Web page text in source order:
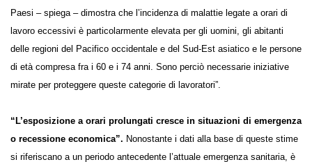
progetto figura anche il direttore del Dimeila, Sergio Iavicoli, che
ricopre il ruolo di segretario generale della Commissione
internazionale sulla salute occupazionale. “L’analisi che abbiamo
condotto sui dati di 194 Paesi – spiega – dimostra che l’incidenza di
malattie legate a orari di lavoro eccessivi è particolarmente elevata per
Est asiatico e le persone di età compresa fra i 60 e i 74 anni. Sono
perciò necessarie iniziative mirate per proteggere queste categorie di
lavoratori”.